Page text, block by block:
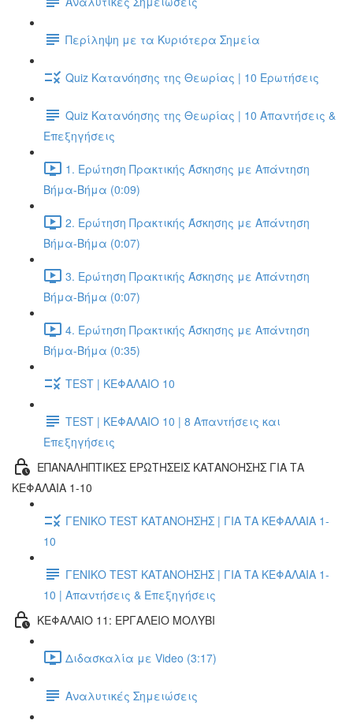
Περίληψη με τα Κυριότερα Σημεία
Quiz Κατανόησης της Θεωρίας | 10 Ερωτήσεις
Quiz Κατανόησης της Θεωρίας | 10 Απαντήσεις &
Επεξηγήσεις
1. Ερώτηση Πρακτικής Άσκησης με Απάντηση
Βήμα-Βήμα (0:09)
2. Ερώτηση Πρακτικής Άσκησης με Απάντηση
Βήμα-Βήμα (0:07)
3. Ερώτηση Πρακτικής Άσκησης με Απάντηση
Βήμα-Βήμα (0:07)
4. Ερώτηση Πρακτικής Άσκησης με Απάντηση
Βήμα-Βήμα (0:35)
TEST | ΚΕΦΑΛΑΙΟ 10
TEST | ΚΕΦΑΛΑΙΟ 10 | 8 Απαντήσεις και
Επεξηγήσεις
ΕΠΑΝΑΛΗΠΤΙΚΕΣ ΕΡΩΤΗΣΕΙΣ ΚΑΤΑΝΟΗΣΗΣ ΓΙΑ ΤΑ
ΚΕΦΑΛΑΙΑ 1-10
ΓΕΝΙΚΟ TEST ΚΑΤΑΝΟΗΣΗΣ | ΓΙΑ ΤΑ ΚΕΦΑΛΑΙΑ 1-
10
ΓΕΝΙΚΟ TEST ΚΑΤΑΝΟΗΣΗΣ | ΓΙΑ ΤΑ ΚΕΦΑΛΑΙΑ 1-
10 | Απαντήσεις & Επεξηγήσεις
ΚΕΦΑΛΑΙΟ 11: ΕΡΓΑΛΕΙΟ ΜΟΛΥΒΙ
Διδασκαλία με Video (3:17)
Αναλυτικές Σημειώσεις